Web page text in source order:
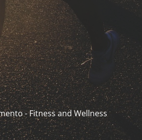
- Fitness and Wellness